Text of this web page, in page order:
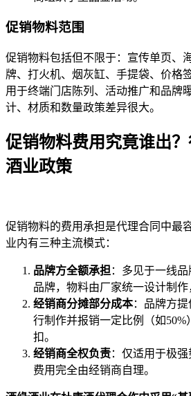
促销物料范围
促销物料包括但不限于：宣传单页、
牌、打火机、烟灰缸、手提袋、价格
用于终端门店陈列、活动推广和品牌
计、材质和数量政策差异很大。
促销物料费用究竟谁出
酒业政策
促销物料的费用承担是代理合同中最
业内有三种主流模式：
品牌方全额承担 ：多见于一线
品牌，物料由厂家统一设计制作
经销商分摊部分成本：品牌方提
行制作并报销一定比例（如
扣。
经销商全权负责：仅适用于极
费用完全由经销商自理。